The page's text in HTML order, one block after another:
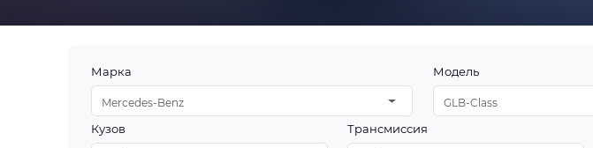
Марка
Mercedes-Benz
Модель
GLB-Class
Кузов Трансмиссия